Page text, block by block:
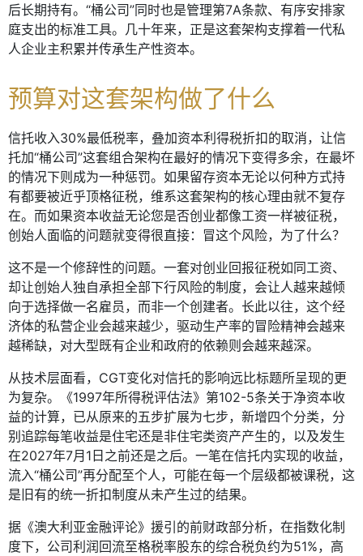
后长期持有。“桶公司”同时也是管理第7A条款、有序安排家
庭支出的标准工具。几十年来，正是这套架构支撑着一代私
人企业主积累并传承生产性资本。
预算对这套架构做了什么
信托收入30%最低税率，叠加资本利得税折扣的取消，让信
托加“桶公司”这套组合架构在最好的情况下变得多余，在最坏
的情况下则成为一种惩罚。如果留存资本无论以何种方式持
有都要被近乎顶格征税，维系这套架构的核心理由就不复存
在。而如果资本收益无论您是否创业都像工资一样被征税，
创始人面临的问题就变得很直接：冒这个风险，为了什么？
这不是一个修辞性的问题。一套对创业回报征税如同工资、
却让创始人独自承担全部下行风险的制度，会让人越来越倾
向于选择做一名雇员，而非一个创建者。长此以往，这个经
济体的私营企业会越来越少，驱动生产率的冒险精神会越来
越稀缺，对大型既有企业和政府的依赖则会越来越深。
从技术层面看，CGT变化对信托的影响远比标题所呈现的更
为复杂。《1997年所得税评估法》第102-5条关于净资本收
益的计算，已从原来的五步扩展为七步，新增四个分类，分
别追踪每笔收益是住宅还是非住宅类资产产生的，以及发生
在2027年7月1日之前还是之后。一笔在信托内实现的收益，
流入“桶公司”再分配至个人，可能在每一个层级都被课税，这
是旧有的统一折扣制度从未产生过的结果。
据《澳大利亚金融评论》援引的前财政部分析，在指数化制
度下，公司利润回流至格税率股东的综合税负约为51%，高